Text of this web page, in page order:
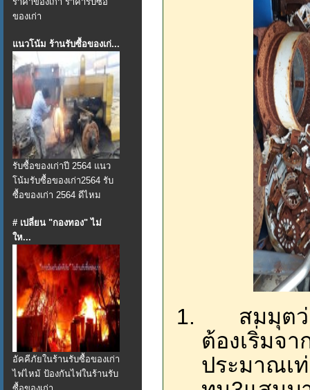
ของเก่า
แนวโน้ม ร้านรับซื้อของเก่...
รับซื้อของเก่าปี 2564 แนว
โน้มรับซื้อของเก่า2564 รับ
ซื้อของเก่า 2564 ดีไหม
# เปลี่ยน "กองทอง" ไม่
ให...
อัคคีภัยในร้านรับซื้อของเก่า
ไฟไหม้ ป้องกันไฟในร้านรับ
สมมุตว่า
ต้องเริ่มจ
ประมาณเ